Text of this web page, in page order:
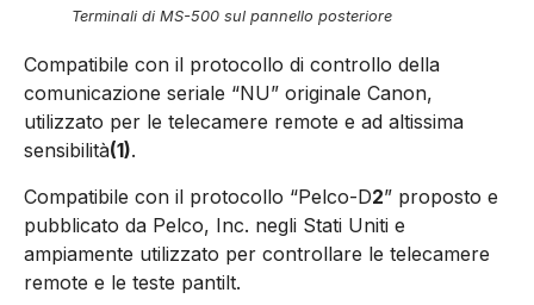
Terminali di MS-500 sul pannello posteriore
Compatibile con il protocollo di controllo della
comunicazione seriale “NU” originale Canon,
utilizzato per le telecamere remote e ad altissima
sensibilità(1).
Compatibile con il protocollo “Pelco-D2” proposto e
pubblicato da Pelco, Inc. negli Stati Uniti e
ampiamente utilizzato per controllare le telecamere
remote e le teste pantilt.